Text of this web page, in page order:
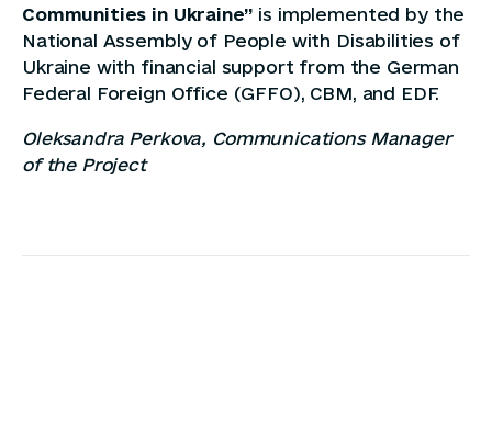
Communities in Ukraine” is implemented by the
National Assembly of People with Disabilities of
Ukraine with financial support from the German
Federal Foreign Office (GFFO), CBM, and EDF.
Oleksandra Perkova, Communications Manager
of the Project